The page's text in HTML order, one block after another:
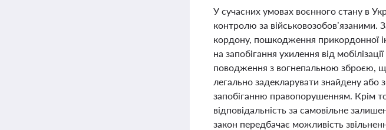
У сучасних умовах воєнного стану в
контролю за військовозобов’язаними.
кордону, пошкодження прикордонної
на запобігання ухилення від
поводження з вогнепальною зброєю,
легально задекларувати знайдену
запобіганню правопорушенням. Крім
відповідальність за самовільне
закон передбачає можливість